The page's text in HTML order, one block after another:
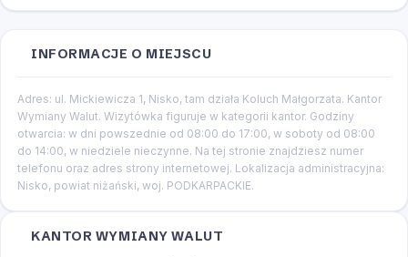
INFORMACJE O MIEJSCU
Adres: ul. Mickiewicza 1, Nisko, tam działa Koluch Małgorzata. Kantor
Wymiany Walut. Wizytówka figuruje w kategorii kantor. Godziny
otwarcia: w dni powszednie od 08:00 do 17:00, w soboty od 08:00
do 14:00, w niedziele nieczynne. Na tej stronie znajdziesz numer
telefonu oraz adres strony internetowej. Lokalizacja administracyjna:
Nisko, powiat niżański, woj. PODKARPACKIE.
KANTOR WYMIANY WALUT